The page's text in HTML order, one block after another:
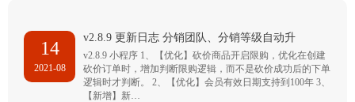
14
2021-08
v2.8.9 更新日志 分销团队、分销等级自动升
v2.8.9 小程序 1、【优化】砍价商品开启限购，优化在创建
砍价订单时，增加判断限购逻辑，而不是砍价成功后的下单
逻辑时才判断。 2、【优化】会员有效日期支持到100年 3、
【新增】新…